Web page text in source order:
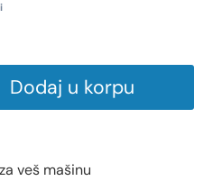
Dodaj u korpu
veš mašinu